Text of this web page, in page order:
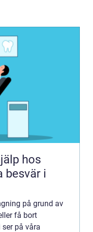
hos
besvär i
på grund av
få bort
på våra